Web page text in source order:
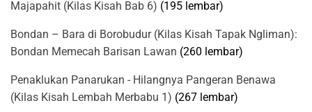
Majapahit (Kilas Kisah Bab 6) (195 lembar)
Bondan – Bara di Borobudur (Kilas Kisah Tapak Ngliman):
Bondan Memecah Barisan Lawan (260 lembar)
Penaklukan Panarukan - Hilangnya Pangeran Benawa
(Kilas Kisah Lembah Merbabu 1) (267 lembar)